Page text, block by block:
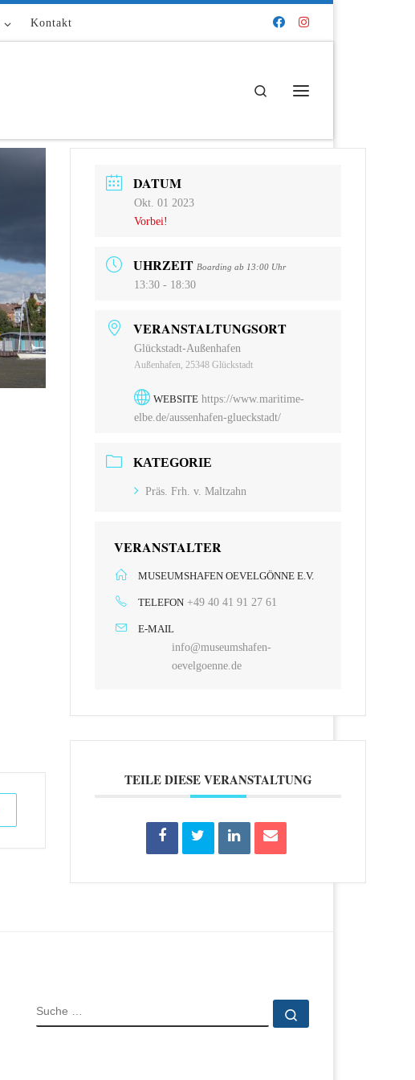
Kontakt
Search
DATUM
Okt. 01 2023
Vorbei!
UHRZEIT Boarding ab 13:00 Uhr
13:30 - 18:30
VERANSTALTUNGSORT
Glückstadt-Außenhafen
Außenhafen, 25348 Glückstadt
WEBSITE https://www.maritime-
elbe.de/aussenhafen-glueckstadt/
KATEGORIE
Präs. Frh. v. Maltzahn
VERANSTALTER
MUSEUMSHAFEN OEVELGÖNNE E.V.
TELEFON +49 40 41 91 27 61
E-MAIL
info@museumshafen-
oevelgoenne.de
TEILE DIESE VERANSTALTUNG
SUCHE